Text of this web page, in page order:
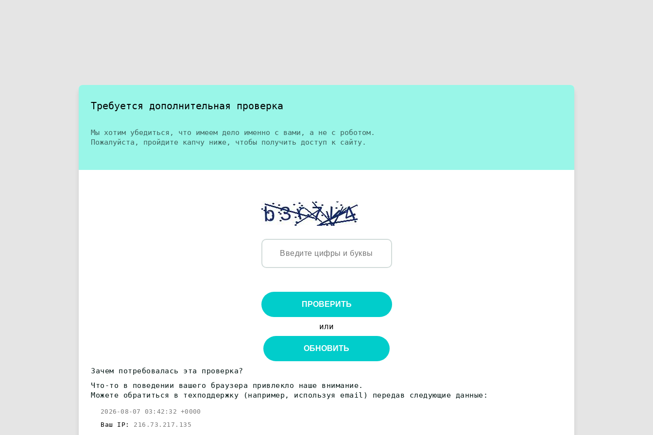
Требуется дополнительная проверка
Мы хотим убедиться, что имеем дело именно с вами, а не с роботом.
Пожалуйста, пройдите капчу ниже, чтобы получить доступ к сайту.
ПРОВЕРИТЬ
или
ОБНОВИТЬ
Зачем потребовалась эта проверка?
Что-то в поведении вашего браузера привлекло наше внимание.
Можете обратиться в техподдержку (например, используя email) передав следующие данные:
2026-08-07 03:42:32 +0000
Ваш IP: 216.73.217.135